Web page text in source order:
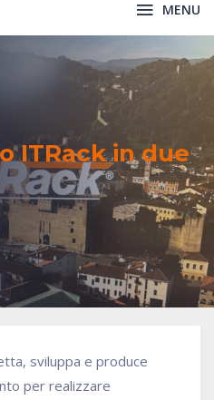
MENU
ITRack in due
sviluppa e produce
per realizzare